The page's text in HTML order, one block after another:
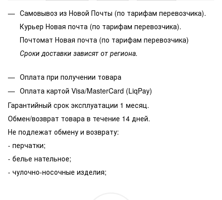
Самовывоз из Новой Почты (по тарифам перевозчика).
Курьер Новая почта (по тарифам перевозчика).
Почтомат Новая почта (по тарифам перевозчика)
Сроки доставки зависят от региона.
Оплата при получении товара
Оплата картой Visa/MasterCard (LiqPay)
Гарантийный срок эксплуатации 1 месяц.
Обмен/возврат товара в течение 14 дней.
Не подлежат обмену и возврату:
- перчатки;
- белье нательное;
- чулочно-носочные изделия;